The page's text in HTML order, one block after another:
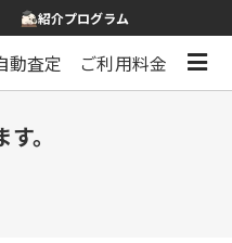
紹介プログラム
動査定 ご利用料金
。